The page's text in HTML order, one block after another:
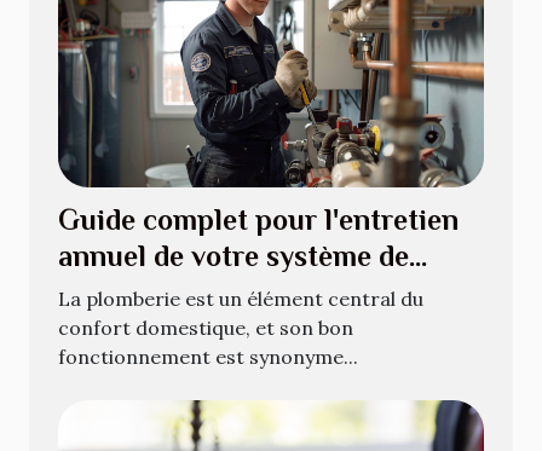
Guide complet pour l'entretien
annuel de votre système de
plomberie
La plomberie est un élément central du
confort domestique, et son bon
fonctionnement est synonyme...